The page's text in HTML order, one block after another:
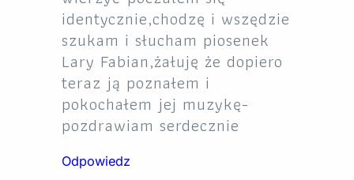
identycznie,chodzę i wszędzie
szukam i słucham piosenek
Lary Fabian,żałuję że dopiero
teraz ją poznałem i
pokochałem jej muzykę-
pozdrawiam serdecznie
Odpowiedz